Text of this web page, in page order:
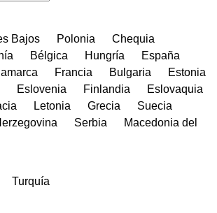
Bajos Polonia
Chequia
Bélgica Hungría
España
Francia Bulgaria
Estonia
Eslovenia Finlandia
Eslovaquia
Letonia Grecia
Suecia
Serbia
Macedonia del
Turquía